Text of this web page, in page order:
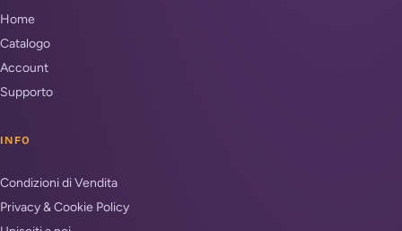
Home
Catalogo
Account
Supporto
INFO
Condizioni di Vendita
Privacy & Cookie Policy